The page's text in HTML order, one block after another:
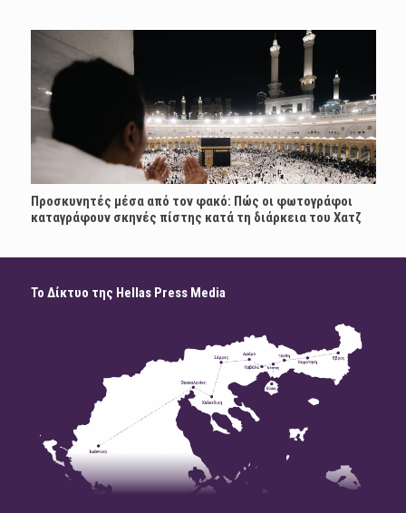
Προσκυνητές μέσα από τον φακό: Πώς οι φωτογράφοι
καταγράφουν σκηνές πίστης κατά τη διάρκεια του Χατζ
Το Δίκτυο της Hellas Press Media